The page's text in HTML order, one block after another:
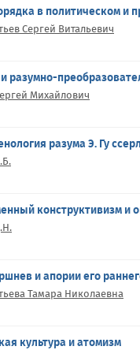
в политическом и
Сергей Витальевич
разумно-
Михайлович
разума Э. Гу
конструктивизм и
и апории его
Тамара Николаевна
культура и атомизм